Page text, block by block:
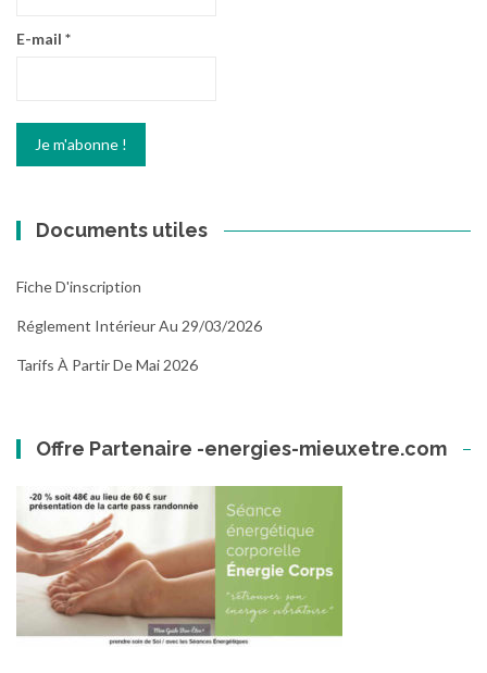
E-mail *
Documents utiles
Fiche D'inscription
Réglement Intérieur Au 29/03/2026
Tarifs À Partir De Mai 2026
Offre Partenaire -energies-mieuxetre.com